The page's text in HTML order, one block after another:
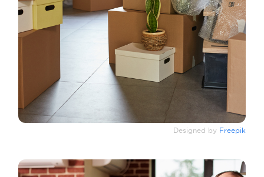
Designed by Freepik